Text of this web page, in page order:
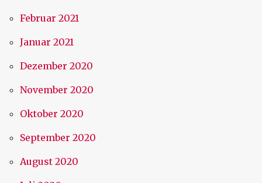
Februar 2021
Januar 2021
Dezember 2020
November 2020
Oktober 2020
September 2020
August 2020